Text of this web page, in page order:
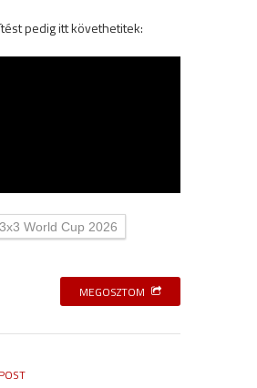
pedig itt követhetitek:
World Cup 2026
MEGOSZTOM